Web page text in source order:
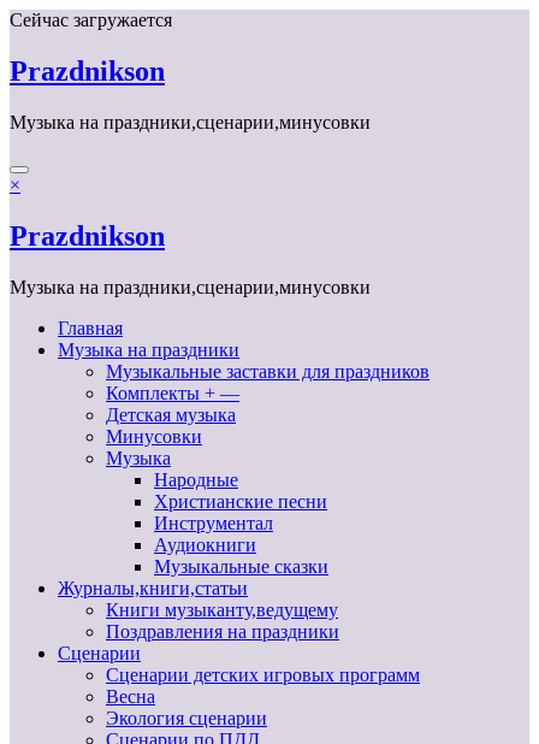
Перейти
содержимому
Сейчас загружается
Prazdnikson
Музыка на праздники,сценарии,минусовки
×
Prazdnikson
Музыка на праздники,сценарии,минусовки
Главная
Музыка на праздники
Музыкальные заставки для праздников
Комплекты + —
Детская музыка
Минусовки
Музыка
Народные
Христианские песни
Инструментал
Аудиокниги
Музыкальные сказки
Журналы,книги,статьи
Книги музыканту,ведущему
Поздравления на праздники
Сценарии
Сценарии детских игровых программ
Весна
Экология сценарии
Сценарии по ПДД